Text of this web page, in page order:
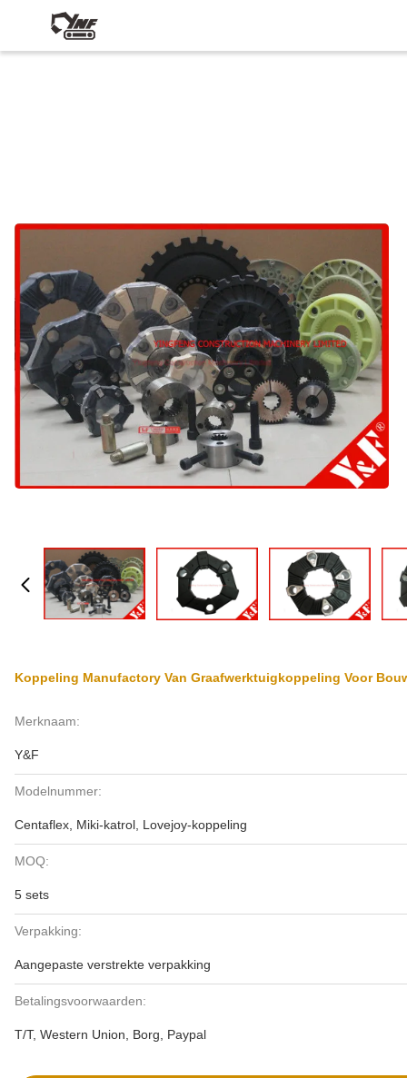
Koppeling Manufactory Van Graafwerktuigkoppeling Voor
Merknaam:
Y&F
Modelnummer:
Centaflex, Miki-katrol, Lovejoy-koppeling
MOQ:
5 sets
Verpakking:
Aangepaste verstrekte verpakking
Betalingsvoorwaarden:
T/T, Western Union, Borg, Paypal